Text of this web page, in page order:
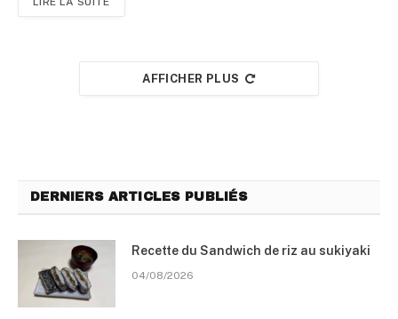
AFFICHER PLUS
DERNIERS ARTICLES PUBLIÉS
Recette du Sandwich de riz au sukiyaki
04/08/2026